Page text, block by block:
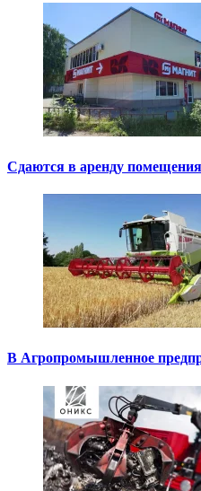
Сдаются в аренду
В Агропромышленное